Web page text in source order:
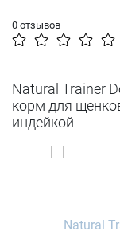
0 отзывов
Natural Trainer
корм для
индейкой